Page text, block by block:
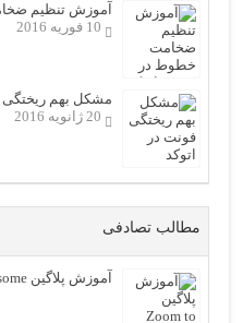
آموزش تنظیم
10 فوریه 2016
مشکل بهم ریختگی
20 ژانویه 2016
مطالب تصادفی
آموزش پلاگین Zoom to Awesome